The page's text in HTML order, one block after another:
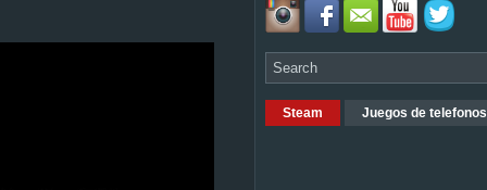
Steam Juegos de telefonos